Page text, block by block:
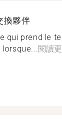
換夥伴
qui prend le
lorsque...閱讀